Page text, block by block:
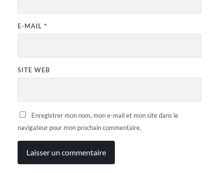
E-MAIL *
SITE WEB
Enregistrer mon nom, mon e-mail et mon site dans le
navigateur pour mon prochain commentaire.